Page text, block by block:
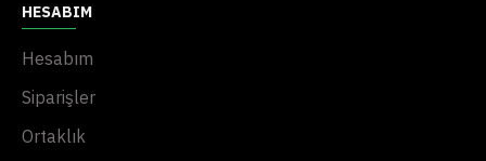
HESABIM
Hesabım
Siparişler
Ortaklık